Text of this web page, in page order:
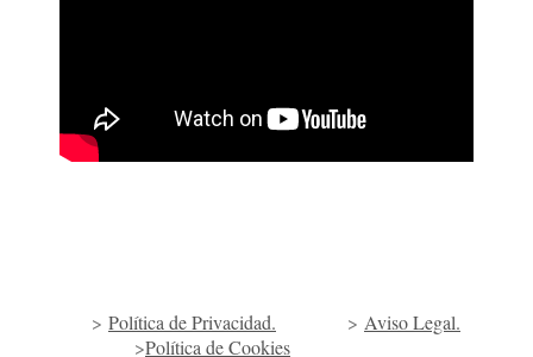
> Política de Privacidad. > Aviso Legal.
>Política de Cookies